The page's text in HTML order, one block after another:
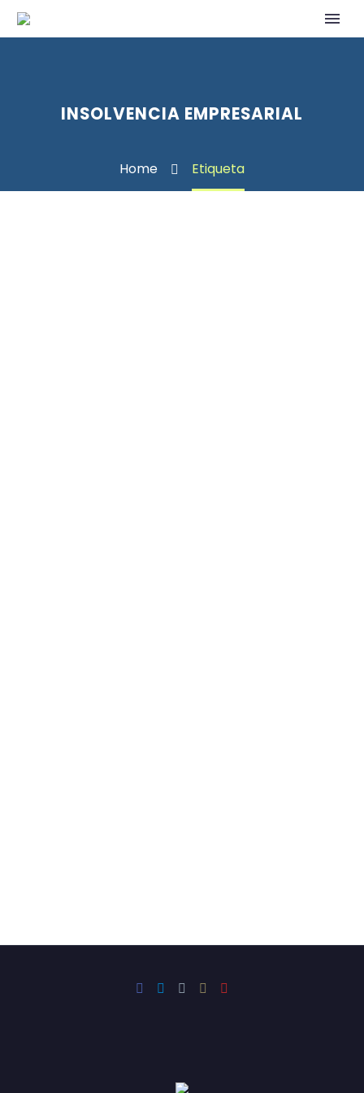
INSOLVENCIA EMPRESARIAL
Home Etiqueta